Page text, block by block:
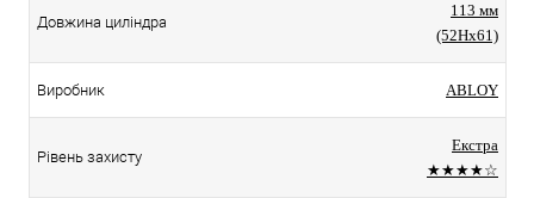
Довжина циліндра
113 мм
(52Hx61)
Виробник ABLOY
Рівень захисту
Екстра
★★★★☆